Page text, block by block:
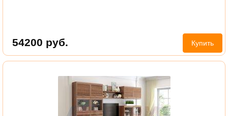
54200 руб. Купить